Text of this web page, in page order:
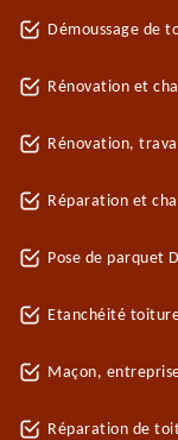
Démoussage de
Rénovation et
Rénovation,
Réparation et
Pose de parquet
Etanchéité
Maçon,
Réparation de